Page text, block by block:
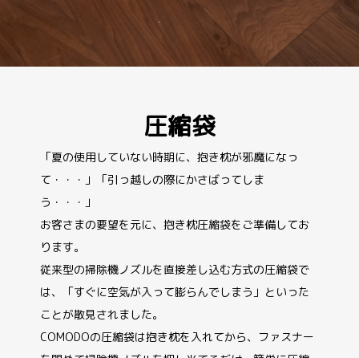
圧縮袋
「夏の使用していない時期に、抱き枕が邪魔になっ
て・・・」「引っ越しの際にかさばってしま
う・・・」
お客さまの要望を元に、抱き枕圧縮袋をご準備してお
ります。
従来型の掃除機ノズルを直接差し込む方式の圧縮袋で
は、「すぐに空気が入って膨らんでしまう」といった
ことが散見されました。
COMODOの圧縮袋は抱き枕を入れてから、ファスナー